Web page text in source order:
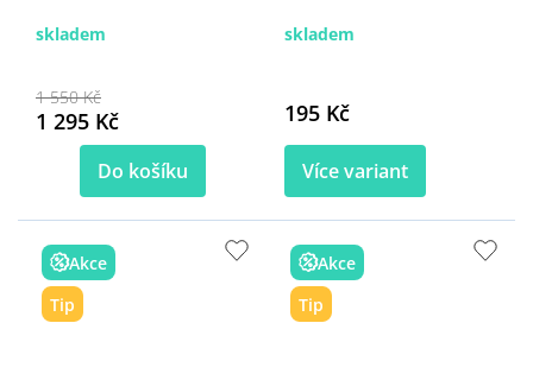
skladem
1 550 Kč
1 295 Kč
Do košíku
skladem
195 Kč
Více variant
Akce
Tip
Akce
Tip